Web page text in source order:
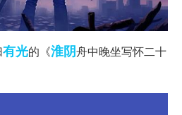
有光的《淮阴舟中晚坐写怀二十